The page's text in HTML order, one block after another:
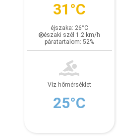
31°C
éjszaka: 26°C
északi szél 1.2 km/h
páratartalom: 52%
Víz hőmérséklet
25°C